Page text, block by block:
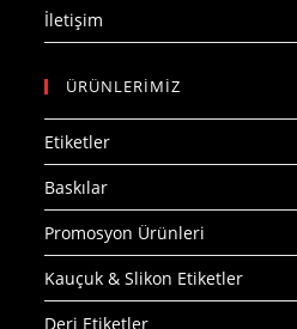
İletişim
ÜRÜNLERİMİZ
Etiketler
Baskılar
Promosyon Ürünleri
Kauçuk & Slikon Etiketler
Deri Etiketler